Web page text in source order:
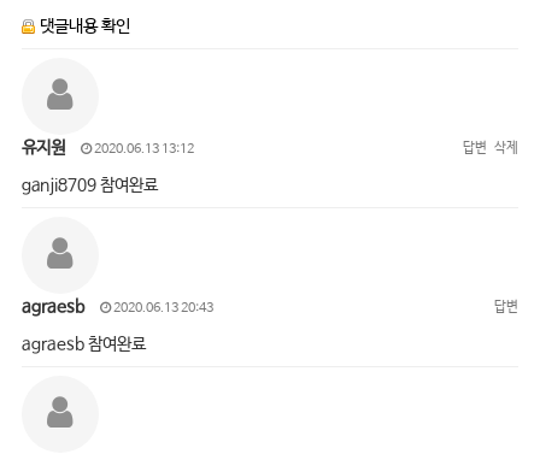
댓글내용 확인
유지원 2020.06.13 13:12 답변 삭제
ganji8709 참여완료
agraesb 2020.06.13 20:43 답변
agraesb 참여완료